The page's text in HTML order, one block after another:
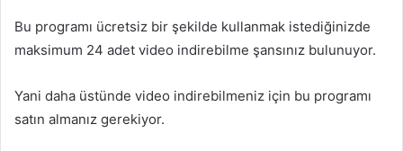
Bu programı ücretsiz bir şekilde kullanmak istediğinizde
maksimum 24 adet video indirebilme şansınız bulunuyor.
Yani daha üstünde video indirebilmeniz için bu programı
satın almanız gerekiyor.